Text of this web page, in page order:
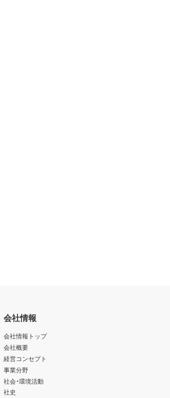
会社情報
会社情報トップ
会社概要
経営コンセプト
事業分野
社会・環境活動
社史